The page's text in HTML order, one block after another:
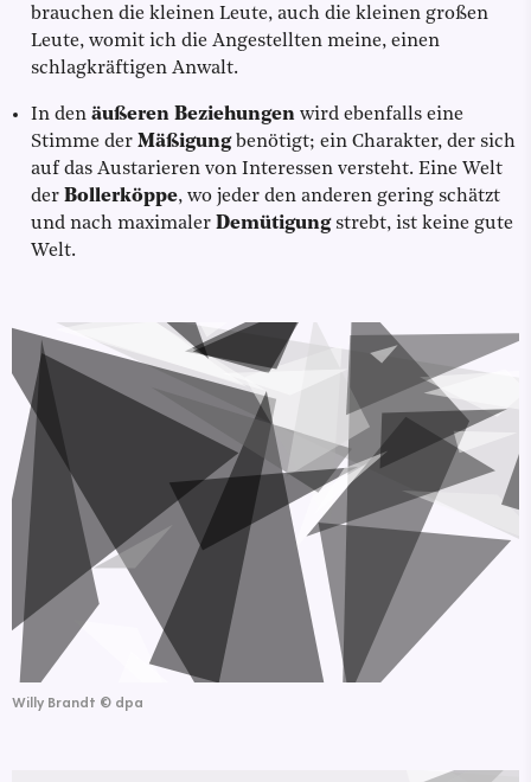
brauchen die kleinen Leute, auch die kleinen großen
Leute, womit ich die Angestellten meine, einen
schlagkräftigen Anwalt.
In den äußeren Beziehungen wird ebenfalls eine
Stimme der Mäßigungbenötigt; ein Charakter, der sich
auf das Austarieren von Interessen versteht. Eine Welt
der Bollerköppe, wo jeder den anderen gering schätzt
und nach maximaler Demütigungstrebt, ist keine gute
Welt.
Willy Brandt © dpa